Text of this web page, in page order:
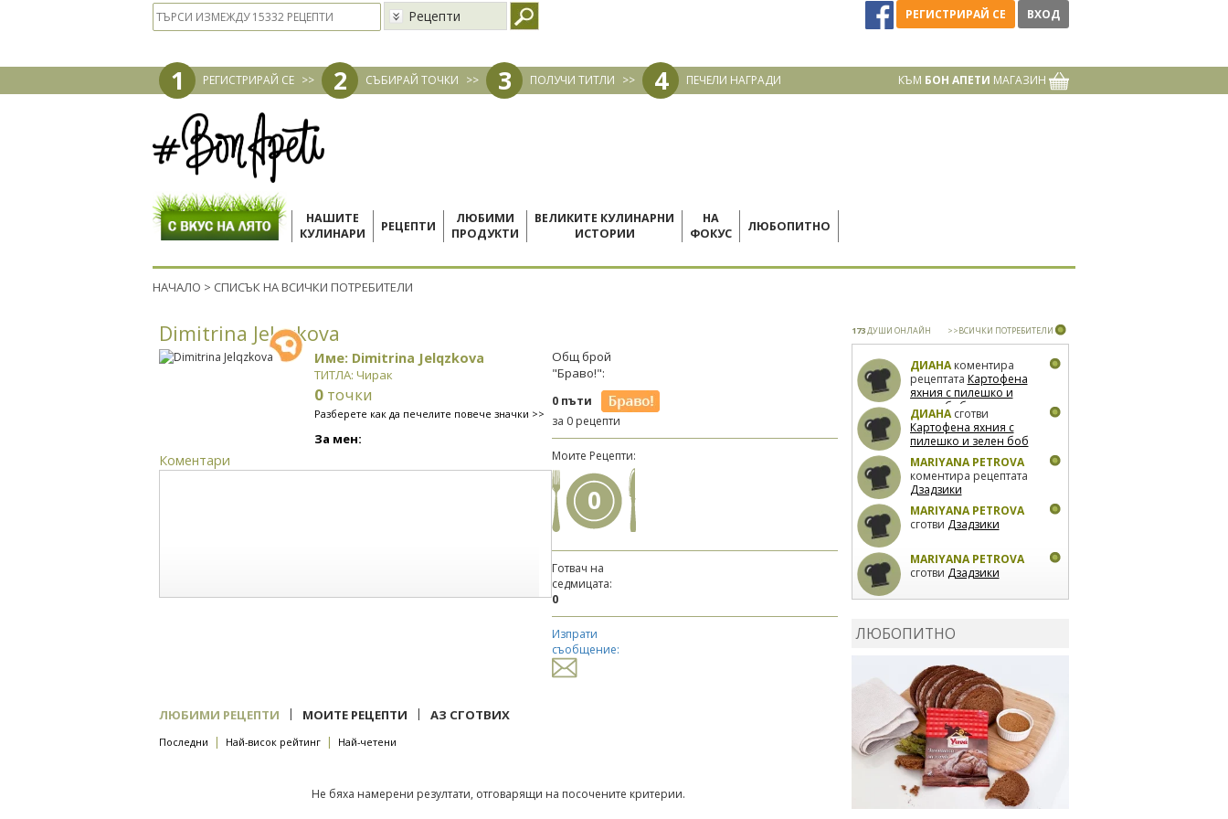
Рецепти РЕГИСТРИРАЙ СЕ ВХОД
1 РЕГИСТРИРАЙ СЕ >> 2 СЪБИРАЙ ТОЧКИ >> 3 ПОЛУЧИ ТИТЛИ >> 4 ПЕЧЕЛИ НАГРАДИ КЪМ БОН АПЕТИ МАГАЗИН
НАШИТЕ
КУЛИНАРИ
РЕЦЕПТИ
ЛЮБИМИ
ПРОДУКТИ
ВЕЛИКИТЕ КУЛИНАРНИ
ИСТОРИИ
НА
ФОКУС
ЛЮБОПИТНО
НАЧАЛО > СПИСЪК НА ВСИЧКИ ПОТРЕБИТЕЛИ
Dimitrina Jelqzkova
Име: Dimitrina Jelqzkova
ТИТЛА: Чирак
0 точки
Разберете как да печелите повече значки >>
За мен:
Коментари
Общ брой
"Браво!":
0 пъти
за 0 рецепти
Моите Рецепти:
0
Готвач на
седмицата:
0
Изпрати
съобщение:
ЛЮБИМИ РЕЦЕПТИ | МОИТЕ РЕЦЕПТИ | АЗ СГОТВИХ
Последни | Най-висок рейтинг | Най-четени
Не бяха намерени резултати, отговарящи на посочените критерии.
173ДУШИ ОНЛАЙН >>ВСИЧКИ ПОТРЕБИТЕЛИ
ДИАНАкоментира
рецептата Картофена
яхния с пилешко и
зелен боб
ДИАНАсготви
Картофена яхния с
пилешко и зелен боб
MARIYANA PETROVA
коментира рецептата
Дзадзики
MARIYANA PETROVA
сготви Дзадзики
MARIYANA PETROVA
сготви Дзадзики
фурна
рецептатаСвински
ребра с печени
картофи
ЛЮБОПИТНО